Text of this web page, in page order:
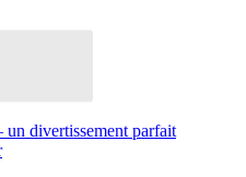
divertissement parfait